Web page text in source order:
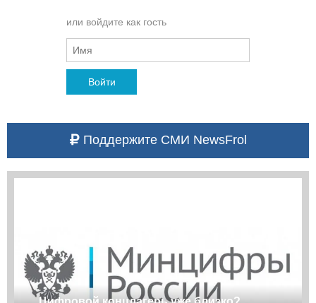
или войдите как гость
Войти
Поддержите СМИ NewsFrol